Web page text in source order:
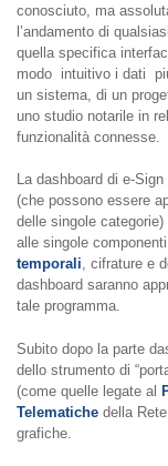
conosciuto, ma
l’andamento di
quella specifica
modo intuitivo i dati
un sistema, di un
uno studio notarile in
funzionalità connesse.
La dashboard di e-
(che possono essere
delle singole
alle singole
temporali, cifrature e
dashboard saranno
tale programma.
Subito dopo la parte
dello strumento di
(come quelle legate al
Telematiche della
grafiche.